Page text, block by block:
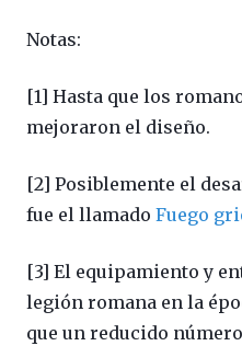
Notas:
[1] Hasta que los
mejoraron el diseño.
[2] Posiblemente el
fue el llamado Fuego
[3] El equipamiento y
legión romana en la
que un reducido